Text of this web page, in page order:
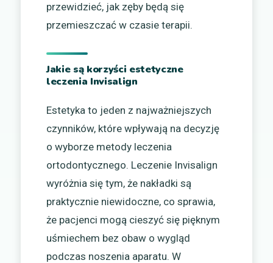
przewidzieć, jak zęby będą się
przemieszczać w czasie terapii.
Jakie są korzyści estetyczne
leczenia Invisalign
Estetyka to jeden z najważniejszych
czynników, które wpływają na decyzję
o wyborze metody leczenia
ortodontycznego. Leczenie Invisalign
wyróżnia się tym, że nakładki są
praktycznie niewidoczne, co sprawia,
że pacjenci mogą cieszyć się pięknym
uśmiechem bez obaw o wygląd
podczas noszenia aparatu. W